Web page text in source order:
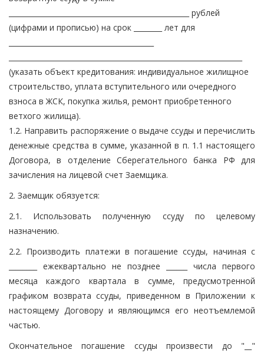
___________________________________________________ рублей
(цифрами и прописью) на срок ________ лет для
(указать объект кредитования: индивидуальное жилищное
строительство, уплата вступительного или очередного
взноса в ЖСК, покупка жилья, ремонт приобретенного
ветхого жилища).
1.2. Направить распоряжение о выдаче ссуды и перечислить
денежные средства в сумме, указанной в п. 1.1 настоящего
Договора, в отделение Сберегательного банка РФ для
зачисления на лицевой счет Заемщика.
2. Заемщик обязуется:
2.1. Использовать полученную ссуду по целевому
назначению.
2.2. Производить платежи в погашение ссуды, начиная с
________ ежеквартально не позднее ______ числа первого
месяца каждого квартала в сумме, предусмотренной
графиком возврата ссуды, приведенном в Приложении к
настоящему Договору и являющимся его неотъемлемой
частью.
Окончательное погашение ссуды произвести до "__"